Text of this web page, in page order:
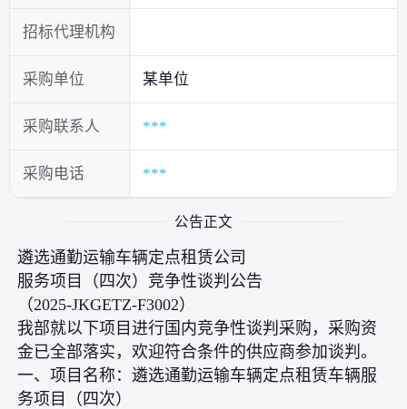
招标代理机构
采购单位 某单位
采购联系人 ***
采购电话 ***
公告正文
遴选通勤运输车辆定点租赁公司
服务项目（四次）竞争性谈判公告
（2025-JKGETZ-F3002）
我部就以下项目进行国内竞争性谈判采购，采购资
金已全部落实，欢迎符合条件的供应商参加谈判。
一、项目名称：遴选通勤运输车辆定点租赁车辆服
务项目（四次）